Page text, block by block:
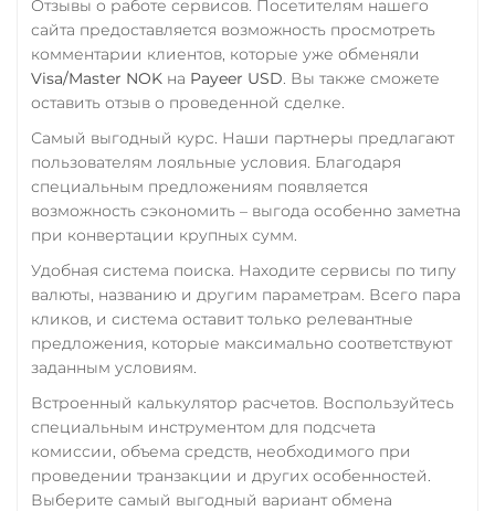
Отзывы о работе сервисов. Посетителям нашего
сайта предоставляется возможность просмотреть
комментарии клиентов, которые уже обменяли
Visa/Master NOK на Payeer USD. Вы также сможете
оставить отзыв о проведенной сделке.
Самый выгодный курс. Наши партнеры предлагают
пользователям лояльные условия. Благодаря
специальным предложениям появляется
возможность сэкономить – выгода особенно заметна
при конвертации крупных сумм.
Удобная система поиска. Находите сервисы по типу
валюты, названию и другим параметрам. Всего пара
кликов, и система оставит только релевантные
предложения, которые максимально соответствуют
заданным условиям.
Встроенный калькулятор расчетов. Воспользуйтесь
специальным инструментом для подсчета
комиссии, объема средств, необходимого при
проведении транзакции и других особенностей.
Выберите самый выгодный вариант обмена